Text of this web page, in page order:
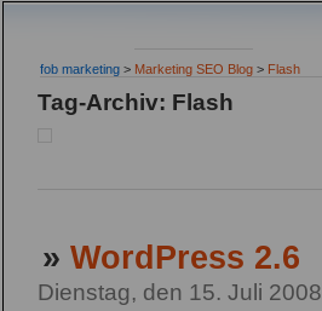
fob marketing > Marketing SEO Blog > Flash
Tag-Archiv: Flash
» WordPress 2.6
Dienstag, den 15. Juli 2008